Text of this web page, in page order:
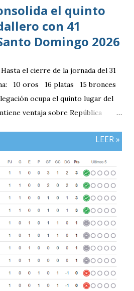
el quinto
con 41
Domingo 2026
el cierre de la jornada del 31
10 oros 16 platas 15 bronces
ocupa el quinto lugar del
ventaja sobre República
registran el mismo número de
LEER »